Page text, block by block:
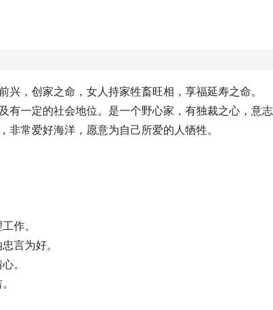
，创家之命，女人持家牲畜旺相，享福延寿之命。
一定的社会地位。是一个野心家，有独裁之心，意
常爱好海洋，愿意为自己所爱的人牺牲。
作。
言为好。
。